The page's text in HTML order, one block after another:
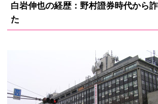
白岩伸也の経歴：野村證券時代から
た